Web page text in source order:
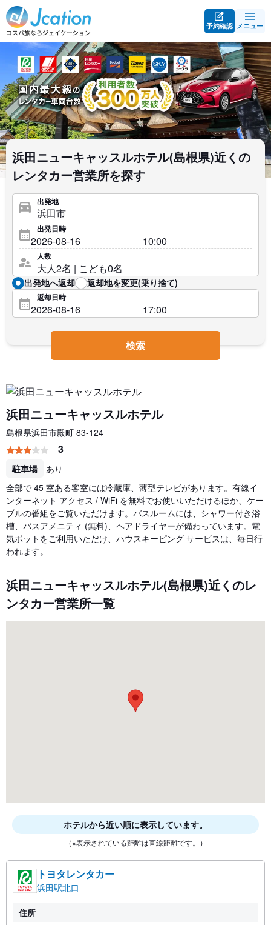
予約確認 メニュー
浜田ニューキャッスルホテル(島根県)近くの
レンタカー営業所を探す
出発地
出発日時
人数
出発地へ返却 返却地を変更(乗り捨て)
返却日時
検索
浜田ニューキャッスルホテル
島根県浜田市殿町 83-124
3
駐車場
あり
全部で 45 室ある客室には冷蔵庫、薄型テレビがあります。有線イ
ンターネット アクセス / WiFi を無料でお使いいただけるほか、ケー
ブルの番組をご覧いただけます。バスルームには、シャワー付き浴
槽、バスアメニティ (無料)、ヘアドライヤーが備わっています。電
気ポットをご利用いただけ、ハウスキーピング サービスは、毎日行
われます。
浜田ニューキャッスルホテル(島根県)近くのレ
ンタカー営業所一覧
ホテルから近い順に表示しています。
（※表示されている距離は直線距離です。）
トヨタレンタカー
浜田駅北口
住所